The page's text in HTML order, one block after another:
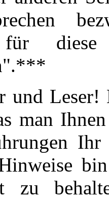
für
und
man
Hinweise
zu